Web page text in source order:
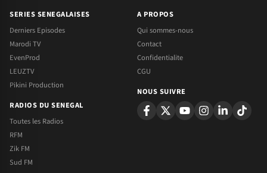
SERIES SENEGALAISES
Derniers Episodes
Marodi TV
EvenProd
LEUZTV
Pikini Production
RADIOS DU SENEGAL
Toutes les Radios
RFM
Zik FM
Sud FM
A PROPOS
Qui sommes-nous
Contact
Confidentialite
CGU
NOUS SUIVRE